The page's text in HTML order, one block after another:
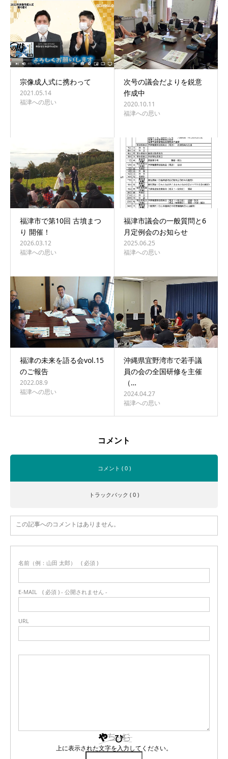
宗像成人式に携わって
2021.05.14
福津への思い
次号の議会だよりを鋭意
作成中
2020.10.11
福津への思い
福津市で第10回 古墳まつ
り 開催！
2026.03.12
福津への思い
福津市議会の一般質問と6
月定例会のお知らせ
2025.06.25
福津への思い
福津の未来を語る会vol.15
のご報告
2022.08.9
福津への思い
沖縄県宜野湾市で若手議
員の会の全国研修を主催
（…
2024.04.27
福津への思い
コメント
コメント ( 0 )
トラックバック ( 0 )
この記事へのコメントはありません。
名前（例：山田 太郎） ( 必須 )
E-MAIL ( 必須 ) - 公開されません -
URL
上に表示された文字を入力してください。